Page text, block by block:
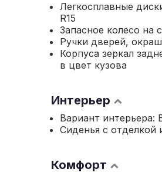
Легкосплавные
R15
Запасное колесо на
Ручки дверей,
Корпуса зеркал
в цвет кузова
Интерьер
Вариант интерьера:
Сиденья с отделкой
Комфорт